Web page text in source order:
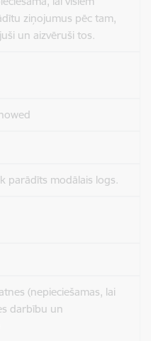
ziņojumus pēc tam,
un aizvēruši tos.
parādīts modālais logs.
(nepieciešamas, lai
darbību un